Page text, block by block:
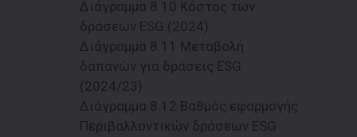
Διάγραμμα 8.10 Κόστος των
δράσεων ESG (2024)
Διάγραμμα 8.11 Μεταβολή
δαπανών για δράσεις ESG
(2024/23)
Διάγραμμα 8.12 Βαθμός εφαρμογής
Περιβαλλοντικών δράσεων ESG